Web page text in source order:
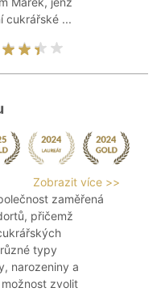
cukrářské ...
Zobrazit více >>
zaměřená
přičemž
typy
narozeniny a
zvolit